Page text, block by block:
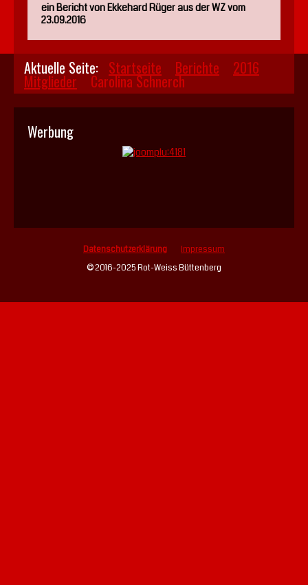
ein Bericht von Ekkehard Rüger aus der WZ vom
23.09.2016
Aktuelle Seite: Startseite Berichte 2016
Mitglieder Carolina Schnerch
Werbung
Datenschutzerklärung
Impressum
© 2016-2025 Rot-Weiss Büttenberg